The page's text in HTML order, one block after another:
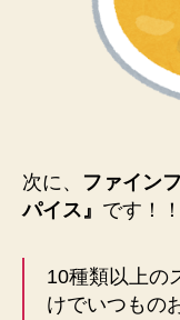
次に、 ファイン
パイス』 です！！
10種類以上の
けでいつもの